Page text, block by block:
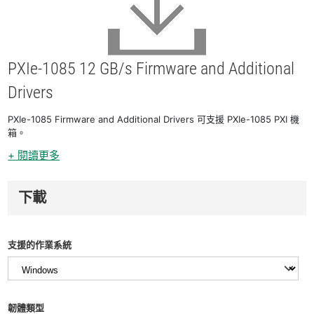
PXIe-1085 12 GB/s Firmware and Additional
Drivers
PXIe-1085 Firmware and Additional Drivers 可支援 PXIe-1085 PXI 機
箱。
+ 閱讀更多
下載
支援的作業系統
韌體類型